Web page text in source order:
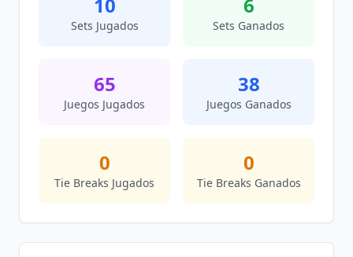
Sets Jugados Sets Ganados
65
Juegos Jugados
38
Juegos Ganados
0
Tie Breaks Jugados
0
Tie Breaks Ganados